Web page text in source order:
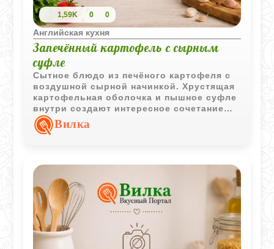
1,59K 0 0
Английская кухня
Запечённый картофель с сырным
суфле
Сытное блюдо из печёного картофеля с
воздушной сырной начинкой. Хрустящая
картофельная оболочка и пышное суфле
внутри создают интересное сочетание
текстур и насыщенный вкус.
Вилка